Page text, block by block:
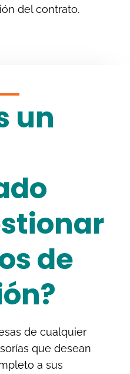
del contrato.
un
de
de cualquier
que desean
a sus